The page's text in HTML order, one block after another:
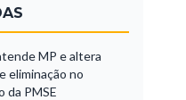
MP e altera
eliminação no
da PMSE